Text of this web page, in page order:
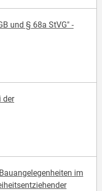
und § 68a StVG" -
der
im